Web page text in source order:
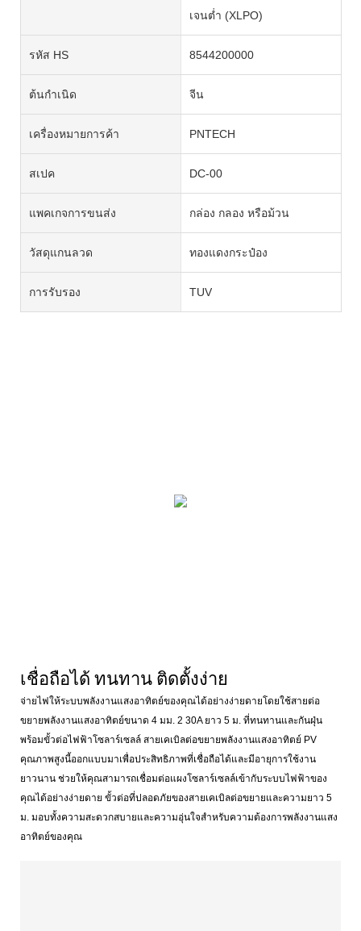
เจนต่ำ (XLPO)
รหัส HS 8544200000
ต้นกำเนิด จีน
เครื่องหมายการค้า PNTECH
สเปค DC-00
แพคเกจการขนส่ง กล่อง กลอง หรือม้วน
วัสดุแกนลวด ทองแดงกระป๋อง
การรับรอง TUV
เชื่อถือได้ ทนทาน ติดตั้งง่าย
จ่ายไฟให้ระบบพลังงานแสงอาทิตย์ของคุณได้อย่างง่ายดายโดยใช้สายต่อ
ขยายพลังงานแสงอาทิตย์ขนาด 4 มม. 2 30A ยาว 5 ม. ที่ทนทานและกันฝุ่น
พร้อมขั้วต่อไฟฟ้าโซลาร์เซลล์ สายเคเบิลต่อขยายพลังงานแสงอาทิตย์ PV
คุณภาพสูงนี้ออกแบบมาเพื่อประสิทธิภาพที่เชื่อถือได้และมีอายุการใช้งาน
ยาวนาน ช่วยให้คุณสามารถเชื่อมต่อแผงโซลาร์เซลล์เข้ากับระบบไฟฟ้าของ
คุณได้อย่างง่ายดาย ขั้วต่อที่ปลอดภัยของสายเคเบิลต่อขยายและความยาว 5
ม. มอบทั้งความสะดวกสบายและความอุ่นใจสำหรับความต้องการพลังงานแสง
อาทิตย์ของคุณ